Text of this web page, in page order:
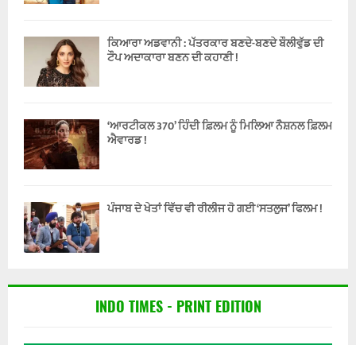
ਕਿਆਰਾ ਅਡਵਾਨੀ : ਪੱਤਰਕਾਰ ਬਣਦੇ-ਬਣਦੇ ਬੌਲੀਵੁੱਡ ਦੀ
ਟੌਪ ਅਦਾਕਾਰਾ ਬਣਨ ਦੀ ਕਹਾਣੀ !
‘ਆਰਟੀਕਲ 370’ ਹਿੰਦੀ ਫ਼ਿਲਮ ਨੂੰ ਮਿਲਿਆ ਨੈਸ਼ਨਲ ਫ਼ਿਲਮ
ਐਵਾਰਡ !
ਪੰਜਾਬ ਦੇ ਖੇਤਾਂ ਵਿੱਚ ਵੀ ਰੀਲੀਜ ਹੋ ਗਈ ‘ਸਤਲੁਜ’ ਫਿਲਮ !
INDO TIMES - PRINT EDITION